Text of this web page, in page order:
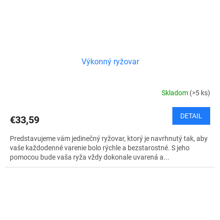
Výkonný ryžovar
Skladom (>5 ks)
€33,59 DETAIL
Predstavujeme vám jedinečný ryžovar, ktorý je navrhnutý tak, aby
vaše každodenné varenie bolo rýchle a bezstarostné. S jeho
pomocou bude vaša ryža vždy dokonale uvarená a...